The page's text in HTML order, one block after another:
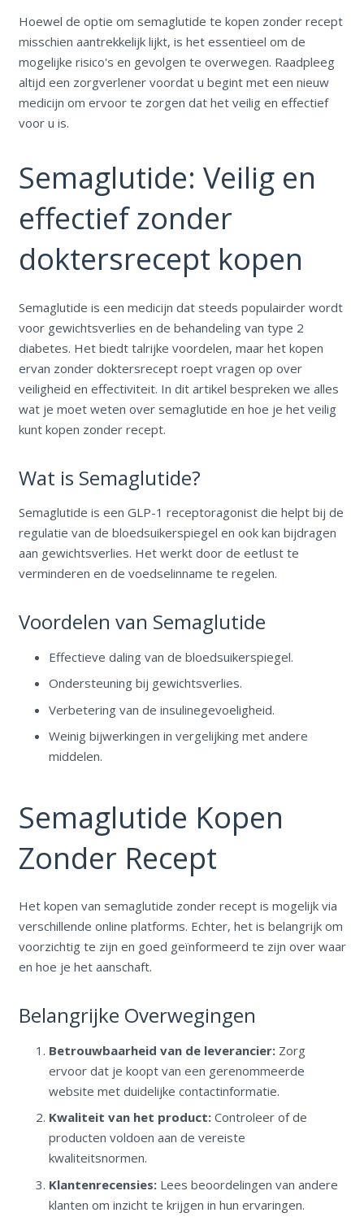
Hoewel de optie om semaglutide te kopen zonder recept
misschien aantrekkelijk lijkt, is het essentieel om de
mogelijke risico's en gevolgen te overwegen. Raadpleeg
altijd een zorgverlener voordat u begint met een nieuw
medicijn om ervoor te zorgen dat het veilig en effectief
voor u is.
Semaglutide: Veilig en
effectief zonder
doktersrecept kopen
Semaglutide is een medicijn dat steeds populairder wordt
voor gewichtsverlies en de behandeling van type 2
diabetes. Het biedt talrijke voordelen, maar het kopen
ervan zonder doktersrecept roept vragen op over
veiligheid en effectiviteit. In dit artikel bespreken we alles
wat je moet weten over semaglutide en hoe je het veilig
kunt kopen zonder recept.
Wat is Semaglutide?
Semaglutide is een GLP-1 receptoragonist die helpt bij de
regulatie van de bloedsuikerspiegel en ook kan bijdragen
aan gewichtsverlies. Het werkt door de eetlust te
verminderen en de voedselinname te regelen.
Voordelen van Semaglutide
Effectieve daling van de bloedsuikerspiegel.
Ondersteuning bij gewichtsverlies.
Verbetering van de insulinegevoeligheid.
Weinig bijwerkingen in vergelijking met andere
middelen.
Semaglutide Kopen
Zonder Recept
Het kopen van semaglutide zonder recept is mogelijk via
verschillende online platforms. Echter, het is belangrijk om
voorzichtig te zijn en goed geïnformeerd te zijn over waar
en hoe je het aanschaft.
Belangrijke Overwegingen
Betrouwbaarheid van de leverancier: Zorg
ervoor dat je koopt van een gerenommeerde
website met duidelijke contactinformatie.
Kwaliteit van het product: Controleer of de
producten voldoen aan de vereiste
kwaliteitsnormen.
Klantenrecensies: Lees beoordelingen van andere
klanten om inzicht te krijgen in hun ervaringen.